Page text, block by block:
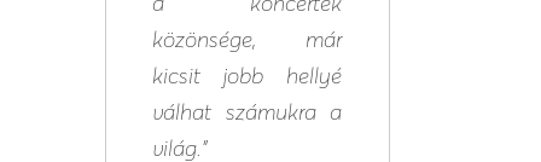
közönsége, már
kicsit jobb hellyé
válhat számukra a
világ.”